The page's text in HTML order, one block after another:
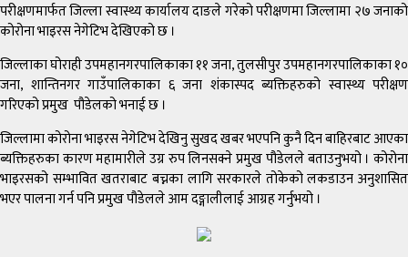
परीक्षणमार्फत जिल्ला स्वास्थ्य कार्यालय दाङले गरेको परीक्षणमा जिल्लामा २७ जनाको
कोरोना भाइरस नेगेटिभ देखिएको छ ।
जिल्लाका घोराही उपमहानगरपालिकाका ११ जना, तुलसीपुर उपमहानगरपालिकाका १०
जना, शान्तिनगर गाउँपालिकाका ६ जना शंकास्पद ब्यक्तिहरुको स्वास्थ्य परीक्षण
गरिएको प्रमुख पौडेलको भनाई छ ।
जिल्लामा कोरोना भाइरस नेगेटिभ देखिनु सुखद खबर भएपनि कुनै दिन बाहिरबाट आएका
ब्यक्तिहरुका कारण महामारीले उग्र रुप लिनसक्ने प्रमुख पौडेलले बताउनुभयो । कोरोना
भाइरसको सम्भावित खतराबाट बच्नका लागि सरकारले तोकेको लकडाउन अनुशासित
भएर पालना गर्न पनि प्रमुख पौडेलले आम दङ्गालीलाई आग्रह गर्नुभयो ।